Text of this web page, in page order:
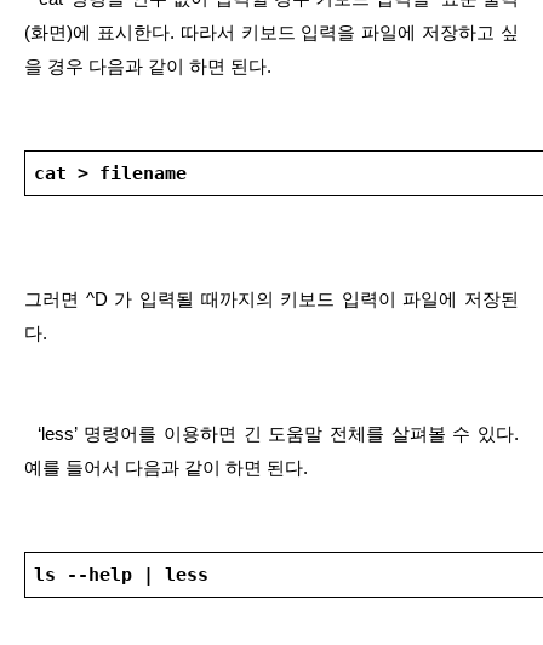
(화면)에 표시한다. 따라서 키보드 입력을 파일에 저장하고 싶
을 경우 다음과 같이 하면 된다.
cat > filename
그러면 ^D 가 입력될 때까지의 키보드 입력이 파일에 저장된
다.
예를 들어서 다음과 같이 하면 된다.
ls --help | less